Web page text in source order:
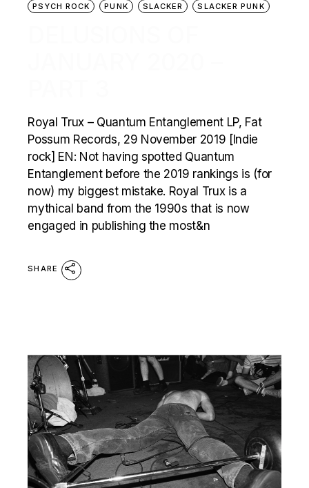
PSYCH ROCK
PUNK SLACKER SLACKER PUNK
Royal Trux – Quantum Entanglement LP, Fat
Possum Records, 29 November 2019 [Indie
rock] EN: Not having spotted Quantum
Entanglement before the 2019 rankings is (for
now) my biggest mistake. Royal Trux is a
mythical band from the 1990s that is now
engaged in publishing the most&n
SHARE